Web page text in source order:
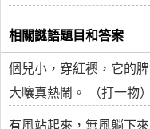
相關謎語題目和答案
個兒小，穿紅襖，它的
大嚷真熱鬧。 （打一物）
有風站起來，無風躺下